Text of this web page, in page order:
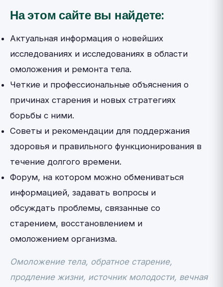
На этом сайте вы найдете:
Актуальная информация о новейших
исследованиях и исследованиях в области
омоложения и ремонта тела.
Четкие и профессиональные объяснения о
причинах старения и новых стратегиях
борьбы с ними.
Советы и рекомендации для поддержания
здоровья и правильного функционирования в
течение долгого времени.
Форум, на котором можно обмениваться
информацией, задавать вопросы и
обсуждать проблемы, связанные со
старением, восстановлением и
омоложением организма.
Омоложение тела, обратное старение,
продление жизни, источник молодости, вечная